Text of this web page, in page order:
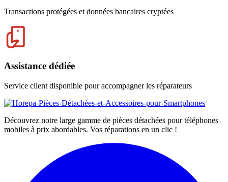
Transactions protégées et données bancaires cryptées
Assistance dédiée
Service client disponible pour accompagner les réparateurs
Découvrez notre large gamme de pièces détachées pour téléphones
mobiles à prix abordables. Vos réparations en un clic !